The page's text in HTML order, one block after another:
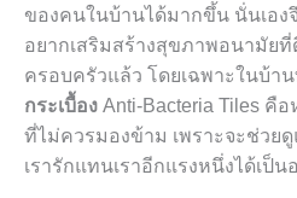
ของคนในบ้านได้มากขึ้น นั่นเอง
อยากเสริมสร้างสุขภาพอนามัยที่
ครอบครัวแล้ว โดยเฉพาะในบ้า
กระเบื้อง Anti-Bacteria Tiles คือ
ที่ไม่ควรมองข้าม เพราะจะช่ว
เรารักแทนเราอีกแรงหนึ่งได้เป็น